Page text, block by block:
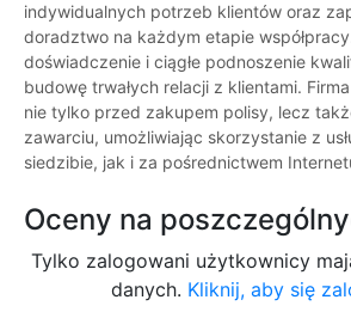
indywidualnych potrzeb klientów oraz
doradztwo na każdym etapie
doświadczenie i ciągłe podnoszenie
budowę trwałych relacji z klientami.
nie tylko przed zakupem polisy, lecz
zawarciu, umożliwiając skorzystanie z
siedzibie, jak i za pośrednictwem
Oceny na
Tylko zalogowani użytkownicy
danych. Kliknij, aby się